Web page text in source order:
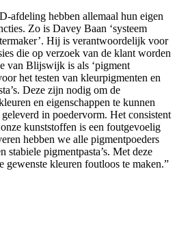
afdeling hebben allemaal hun eigen
Zo is Davey Baan ‘systeem
Hij is verantwoordelijk voor
die op verzoek van de klant worden
van Blijswijk is als ‘pigment
het testen van kleurpigmenten en
Deze zijn nodig om de
en eigenschappen te kunnen
in poedervorm. Het consistent
kunststoffen is een foutgevoelig
hebben we alle pigmentpoeders
stabiele pigmentpasta’s. Met deze
gewenste kleuren foutloos te maken.”